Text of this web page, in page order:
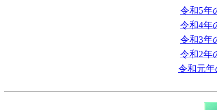
令和5年
令和4年
令和3年
令和2年
令和元